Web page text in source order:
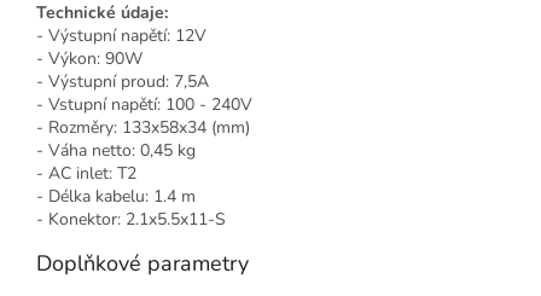
Technické údaje:
- Výstupní napětí: 12V
- Výkon: 90W
- Výstupní proud: 7,5A
- Vstupní napětí: 100 - 240V
- Rozměry: 133x58x34 (mm)
- Váha netto: 0,45 kg
- AC inlet: T2
- Délka kabelu: 1.4 m
- Konektor: 2.1x5.5x11-S
Doplňkové parametry